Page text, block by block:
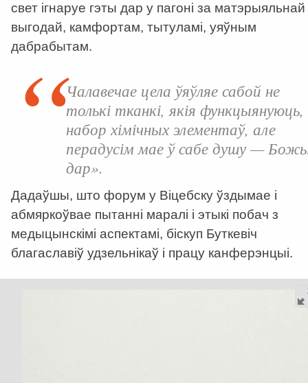
свет ігнаруе гэты дар у пагоні за матэрыяльнай
выгодай, камфортам, тытуламі, уяўным
дабрабытам.
Чалавечае цела ўяўляе сабой не
толькі тканкі, якія функцыянуюць,
набор хімічных элементаў, але
перадусім мае ў сабе душу —
дар».
Дадаўшы, што форум у Віцебску ўздымае і
абмяркоўвае пытанні маралі і этыкі побач з
медыцынскімі аспектамі, біскуп Буткевіч
благаславіў удзельнікаў і працу канферэнцыі.